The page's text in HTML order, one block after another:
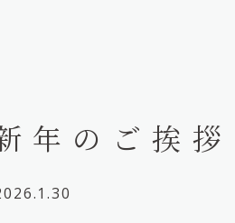
年のご挨拶